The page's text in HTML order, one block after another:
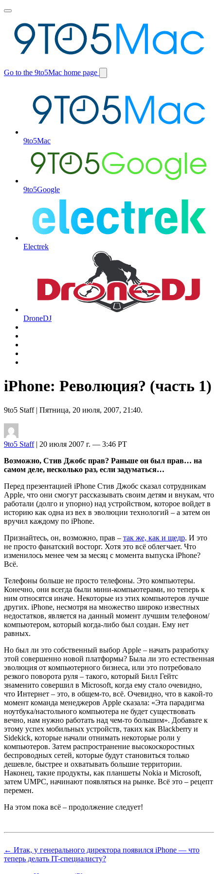
Toggle
menu
Go to the 9to5Mac home page
Switch
9to5Mac
9to5Google
Electrek
DroneDJ
iPhone: Революция? (часть 1)
9to5 Staff| Пятница, 20 июля, 2007, 21:40.
9to5 Staff| 20 июля 2007 г. — 3:46 PT
Возможно, Стив Джобс прав? Раньше он был прав… на
самом деле, несколько раз, если задуматься…
Перед презентацией iPhone Стив Джобс сказал сотрудникам
Apple, что они смогут рассказывать своим детям и внукам, что
работали (долго и упорно) над устройством, которое войдет в
историю как одна из вех в эволюции технологий – а затем он
вручил каждому по iPhone.
Признайтесь, он, возможно, прав – так же, как и щедр. И это
не просто фанатский восторг. Хотя это всё облегчает. Что
изменилось менее чем за месяц с момента выпуска iPhone?
Всё.
Телефоны больше не просто телефоны. Это компьютеры.
Конечно, они всегда были мини-компьютерами, но теперь к
ним относятся иначе. Некоторые из этих компьютеров лучше
других. iPhone, несмотря на множество широко известных
недостатков, является на данный момент лучшим телефоном/
компьютером, который когда-либо был создан. Ему нет
равных.
Но был ли это собственный выбор Apple – начать разработку
этой совершенно новой платформы? Была ли это естественная
эволюция от компьютерного бизнеса, или это потребовало
резкого поворота руля – такого, который Билл Гейтс
знаменито совершил в Microsoft, когда ему стало очевидно,
что Интернет – это, в общем-то, всё. Очевидно, что в какой-то
момент команда менеджеров Apple сказала: «Эта парадигма
ноутбука/настольного компьютера не будет существовать
вечно, нам нужно работать над чем-то большим». Добавьте к
этому успех мобильных устройств, таких как Blackberry и
Sidekick, которые начали отнимать некоторые роли у
компьютеров. Затем распространение высокоскоростных
беспроводных сетей, которые будут становиться только
дешевле, быстрее и охватывать большие территории.
Наконец, такие продукты, как планшеты Nokia и Microsoft,
затем UMPC, начинают появляться на рынке. Всё это – рецепт
перемен.
На этом пока всё – продолжение следует!
← Итак, у генерального директора появился iPhone — что
теперь делать IT-специалисту?